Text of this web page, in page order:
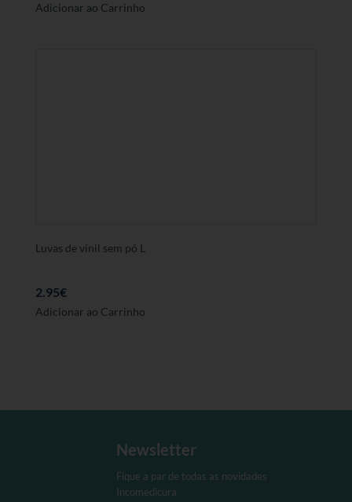
Adicionar ao Carrinho
Luvas de vinil sem pó L
2.95€
Adicionar ao Carrinho
Newsletter
Fique a par de todas as novidades
Incomedicura